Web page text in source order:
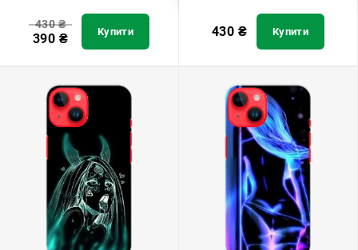
430₴
390 ₴ Купити 430 ₴ Купити